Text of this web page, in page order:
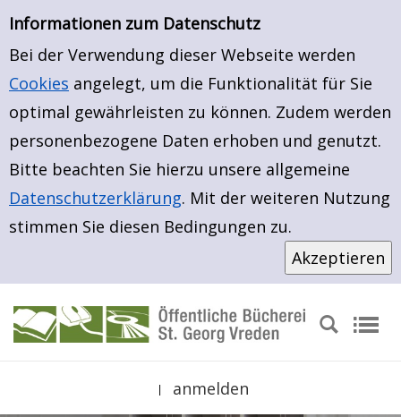
Neuerwerbungen
Informationen zum Datenschutz
Bei der Verwendung dieser Webseite werden
Cookies angelegt, um die Funktionalität für Sie
optimal gewährleisten zu können. Zudem werden
personenbezogene Daten erhoben und genutzt.
Bitte beachten Sie hierzu unsere allgemeine
Datenschutzerklärung. Mit der weiteren Nutzung
stimmen Sie diesen Bedingungen zu.
Zur Detailanzeige springen
anmelden